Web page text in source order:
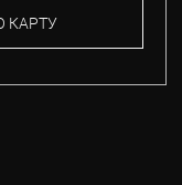
КАРТУ